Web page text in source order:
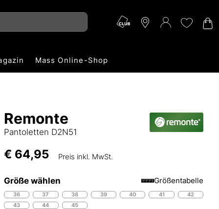
Mass Online-Shop
Remonte
Pantoletten D2N51
€ 64,95 Preis inkl. MwSt.
Größe wählen Größentabelle
36 37 38 39 40 41
42
43
44 45